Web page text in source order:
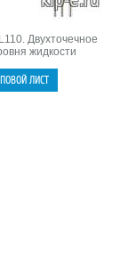
Двухточечное
жидкости